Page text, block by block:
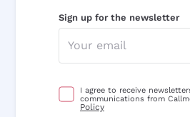
Sign up for the newsletter
I agree to receive
communications from
Policy